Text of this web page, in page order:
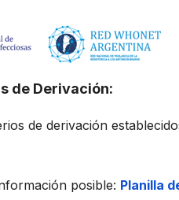
de Derivación:
de derivación
posible: Planilla